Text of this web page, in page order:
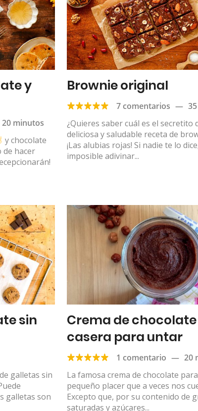
y
20 minutos
y chocolate
hacer
Brownie original
7 comentarios —
¿Quieres saber cuál es el secretito
deliciosa y saludable receta de
¡Las alubias rojas! Si nadie te lo
imposible adivinar...
sin
galletas sin
galletas son
Crema de chocolate
casera para untar
1 comentario — 20
La famosa crema de chocolate
pequeño placer que a veces nos
Excepto que, por su contenido de
saturadas y azúcares...